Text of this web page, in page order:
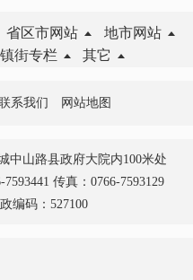
省区市网站
地市网站
镇街专栏 其它
系我们 网站地图
中山路县政府大院内100米处
传真：0766-7593129
编码：527100